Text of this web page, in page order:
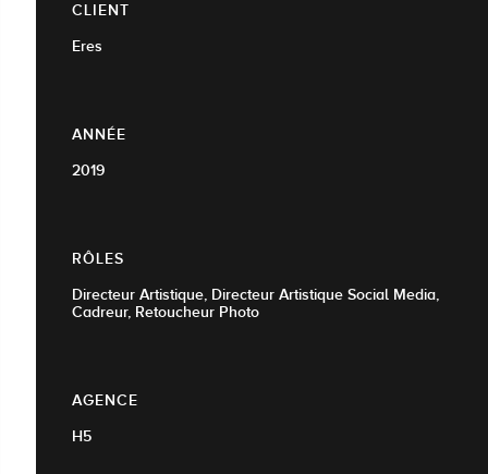
CLIENT
Eres
ANNÉE
2019
RÔLES
Directeur Artistique, Directeur Artistique Social Media,
Cadreur, Retoucheur Photo
AGENCE
H5